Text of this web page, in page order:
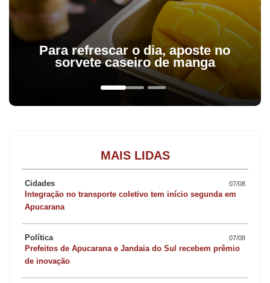
Para refrescar o dia, aposte no
sorvete caseiro de manga
MAIS LIDAS
Cidades 07/08
Integração no transporte coletivo tem início segunda em
Apucarana
Política 07/08
Prefeitos de Apucarana e Jandaia do Sul recebem prêmio
de inovação